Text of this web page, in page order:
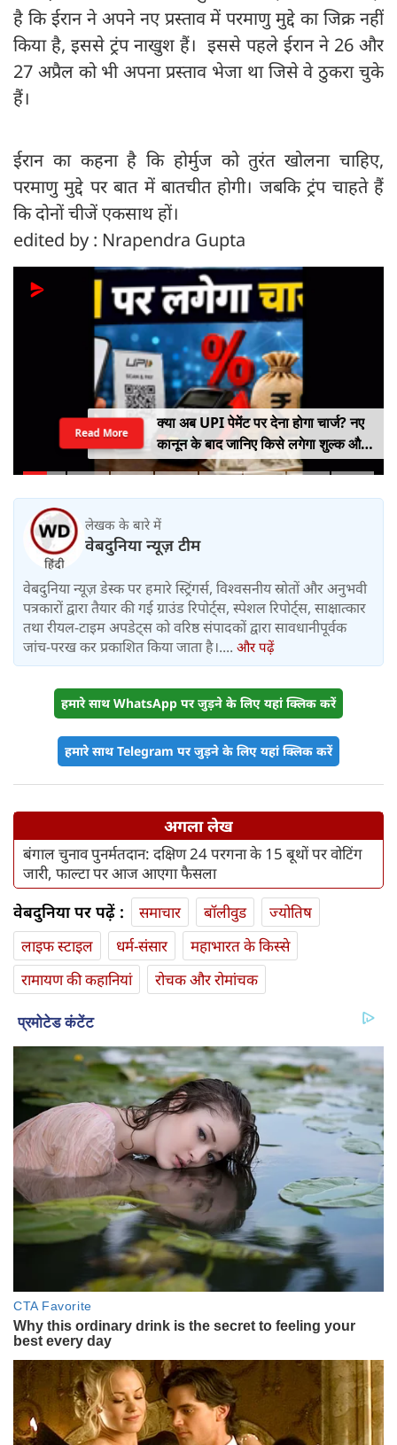
है कि ईरान ने अपने नए प्रस्ताव में परमाणु मुद्दे का जिक्र नहीं
किया है, इससे ट्रंप नाखुश हैं। इससे पहले ईरान ने 26 और
27 अप्रैल को भी अपना प्रस्ताव भेजा था जिसे वे ठुकरा चुके
हैं।
ईरान का कहना है कि होर्मुज को तुरंत खोलना चाहिए,
परमाणु मुद्दे पर बात में बातचीत होगी। जबकि ट्रंप चाहते हैं
कि दोनों चीजें एकसाथ हों।
edited by : Nrapendra Gupta
क्या अब UPI पेमेंट पर देना होगा चार्ज? नए
कानून के बाद जानिए किसे लगेगा शुल्क और
किसे नहीं
Read More
लेखक के बारे में
वेबदुनिया न्यूज़ टीम
वेबदुनिया न्यूज़ डेस्क पर हमारे स्ट्रिंगर्स, विश्वसनीय स्रोतों और अनुभवी
पत्रकारों द्वारा तैयार की गई ग्राउंड रिपोर्ट्स, स्पेशल रिपोर्ट्स, साक्षात्कार
तथा रीयल-टाइम अपडेट्स को वरिष्ठ संपादकों द्वारा सावधानीपूर्वक
जांच-परख कर प्रकाशित किया जाता है।.... और पढ़ें
हमारे साथ WhatsApp पर जुड़ने के लिए यहां क्लिक करें
हमारे साथ Telegram पर जुड़ने के लिए यहां क्लिक करें
अगला लेख
बंगाल चुनाव पुनर्मतदान: दक्षिण 24 परगना के 15 बूथों पर वोटिंग
जारी, फाल्टा पर आज आएगा फैसला
वेबदुनिया पर पढ़ें : समाचार बॉलीवुड
ज्योतिष
लाइफ स्‍टाइल
धर्म-संसार
महाभारत के किस्से
रामायण की कहानियां
रोचक और रोमांचक